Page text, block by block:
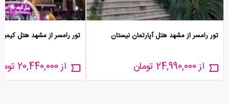
تور رامسر از مشهد هتل آپارتمان نیستان
از 24,990,000 تومان
تور رامسر از مشهد هتل کیمیا
از 20,440,000 تومان